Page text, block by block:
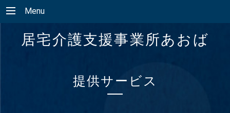
Menu
居宅介護支援事業所あおば
提供サービス